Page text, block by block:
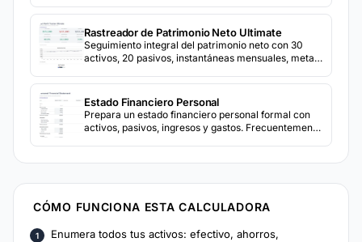
Rastreador de Patrimonio Neto Ultimate
Seguimiento integral del patrimonio neto con 30
activos, 20 pasivos, instantáneas mensuales, metas
año a año.
Estado Financiero Personal
Prepara un estado financiero personal formal con
activos, pasivos, ingresos y gastos. Frecuentemente
CÓMO FUNCIONA ESTA CALCULADORA
Enumera todos tus activos: efectivo, ahorros,